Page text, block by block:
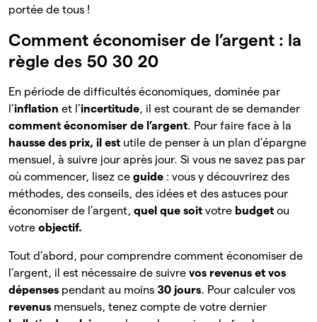
portée de tous !
Comment économiser de l’argent : la
règle des 50 30 20
En période de difficultés économiques, dominée par
l’inflation et l’incertitude, il est courant de se demander
comment économiser de l’argent. Pour faire face à la
hausse des prix, il est utile de penser à un plan d’épargne
mensuel, à suivre jour après jour. Si vous ne savez pas par
où commencer, lisez ce guide : vous y découvrirez des
méthodes, des conseils, des idées et des astuces pour
économiser de l’argent, quel que soit votre budget ou
votre objectif.
Tout d’abord, pour comprendre comment économiser de
l’argent, il est nécessaire de suivre vos revenus et vos
dépenses pendant au moins 30 jours. Pour calculer vos
revenus mensuels, tenez compte de votre dernier